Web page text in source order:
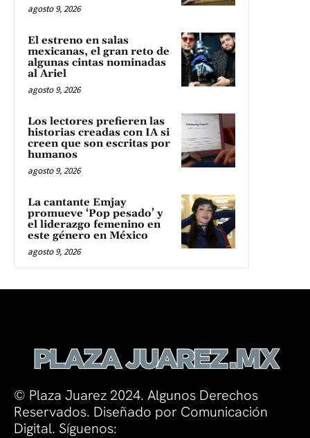
agosto 9, 2026
El estreno en salas
mexicanas, el gran reto de
algunas cintas nominadas
al Ariel
agosto 9, 2026
Los lectores prefieren las
historias creadas con IA si
creen que son escritas por
humanos
agosto 9, 2026
La cantante Emjay
promueve ‘Pop pesado’ y
el liderazgo femenino en
este género en México
agosto 9, 2026
© Plaza Juarez 2024. Algunos Derechos
Reservados. Diseñado por Comunicación
Digital. Síguenos: